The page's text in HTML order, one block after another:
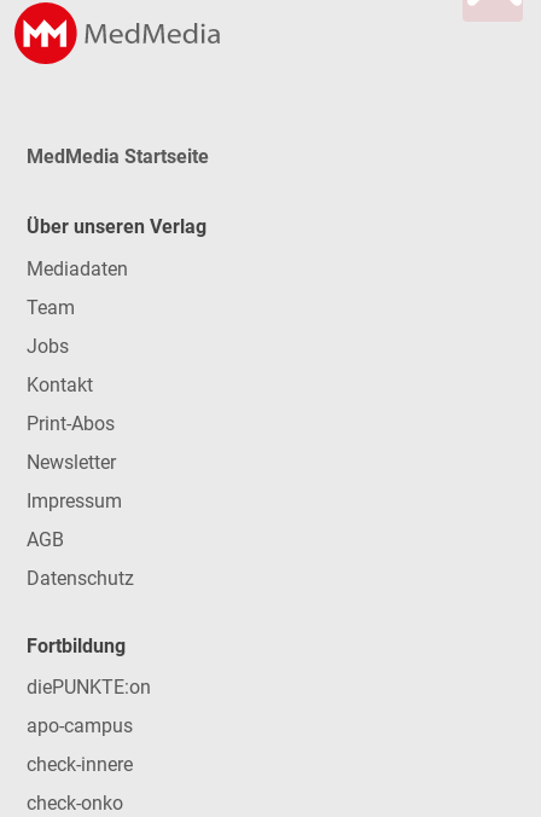
MedMedia Startseite
Über unseren Verlag
Mediadaten
Team
Jobs
Kontakt
Print-Abos
Newsletter
Impressum
AGB
Datenschutz
Fortbildung
diePUNKTE:on
apo-campus
check-innere
check-onko